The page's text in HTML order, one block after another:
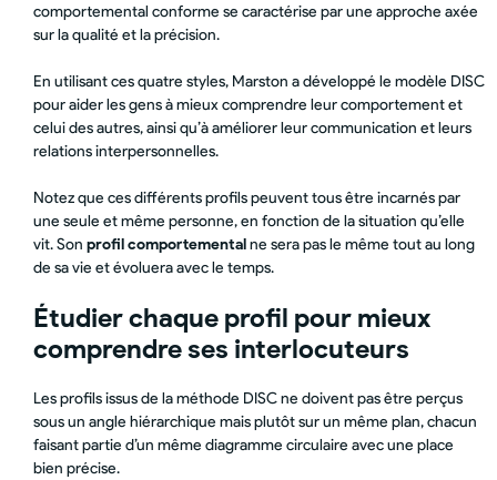
comportemental conforme se caractérise par une approche axée
sur la qualité et la précision.
En utilisant ces quatre styles, Marston a développé le modèle DISC
pour aider les gens à mieux comprendre leur comportement et
celui des autres, ainsi qu’à améliorer leur communication et leurs
relations interpersonnelles.
Notez que ces différents profils peuvent tous être incarnés par
une seule et même personne, en fonction de la situation qu’elle
vit. Son profil comportementalne sera pas le même tout au long
de sa vie et évoluera avec le temps.
Étudier chaque profil pour mieux
comprendre ses interlocuteurs
Les profils issus de la méthode DISC ne doivent pas être perçus
sous un angle hiérarchique mais plutôt sur un même plan, chacun
faisant partie d’un même diagramme circulaire avec une place
bien précise.